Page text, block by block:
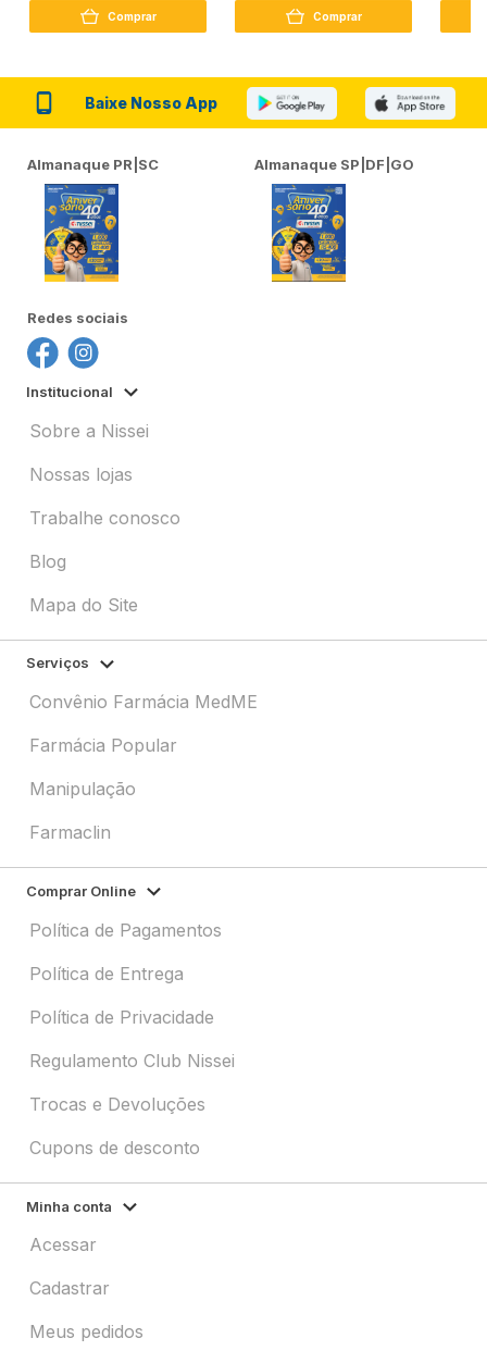
Comprar Comprar
Baixe Nosso App
Almanaque PR|SC Almanaque SP|DF|GO
Redes sociais
Institucional
Sobre a Nissei
Nossas lojas
Trabalhe conosco
Blog
Mapa do Site
Serviços
Convênio Farmácia MedME
Farmácia Popular
Manipulação
Farmaclin
Comprar Online
Política de Pagamentos
Política de Entrega
Política de Privacidade
Regulamento Club Nissei
Trocas e Devoluções
Cupons de desconto
Minha conta
Acessar
Cadastrar
Meus pedidos